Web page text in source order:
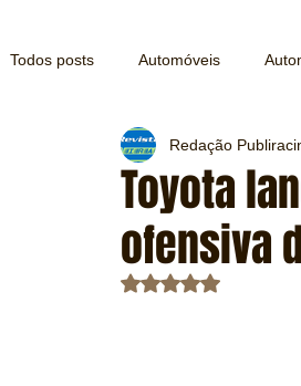
Todos posts Automóveis
Turismo Lazer
Mecânica e Peças Segurança
Toyota
ofensiva
Redação
Avaliado com NaN